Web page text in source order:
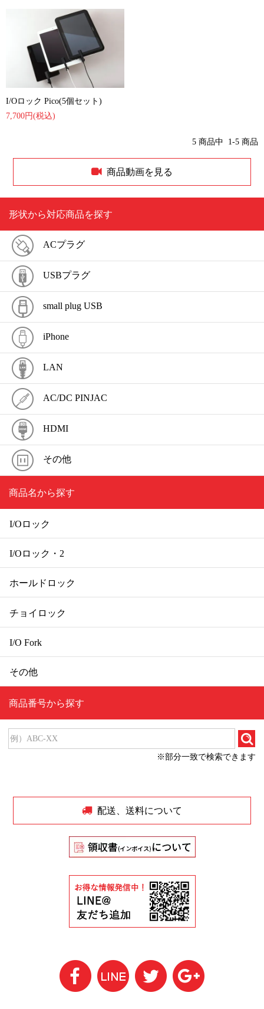
I/Oロック Pico(5個セット)
7,700円(税込)
5 商品中 1-5 商品
商品動画を見る
形状から対応商品を探す
ACプラグ
USBプラグ
small plug USB
iPhone
LAN
AC/DC PINJAC
HDMI
その他
商品名から探す
I/Oロック
I/Oロック・2
ホールドロック
チョイロック
I/O Fork
その他
商品番号から探す
※部分一致で検索できます
配送、送料について